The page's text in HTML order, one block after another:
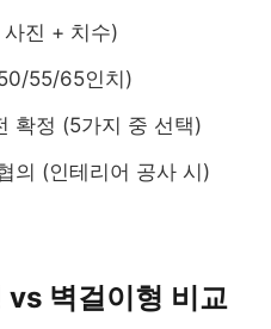
진 + 치수)
55/65인치)
확정 (5가지 중 선택)
의 (인테리어 공사 시)
벽걸이형 비교